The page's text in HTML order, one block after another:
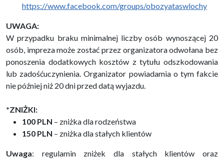
https://www.facebook.com/groups/obozyataswlochy
UWAGA:
W przypadku braku minimalnej liczby osób wynoszącej 20
osób, impreza może zostać przez organizatora odwołana bez
ponoszenia dodatkowych kosztów z tytułu odszkodowania
lub zadośćuczynienia. Organizator powiadamia o tym fakcie
nie później niż 20 dni przed datą wyjazdu.
*ZNIŻKI:
100 PLN – zniżka dla rodzeństwa
150 PLN – zniżka dla stałych klientów
Uwaga: regulamin zniżek dla stałych klientów oraz